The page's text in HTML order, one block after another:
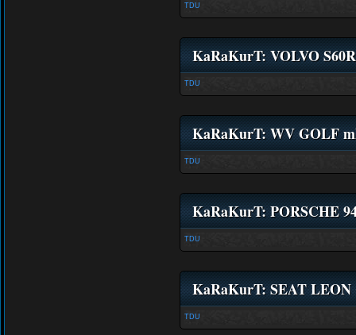
TDU
KaRaKurT: VOLVO S60R
TDU
KaRaKurT: WV GOLF
TDU
KaRaKurT: PORSCHE
TDU
KaRaKurT: SEAT
TDU